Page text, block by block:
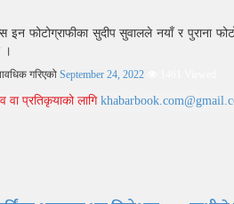
फोटोग्राफीका सुदीप सुवालले नयाँ र पुराना
।
गरिएको September 24, 2022
प्रतिकृयाको लागि